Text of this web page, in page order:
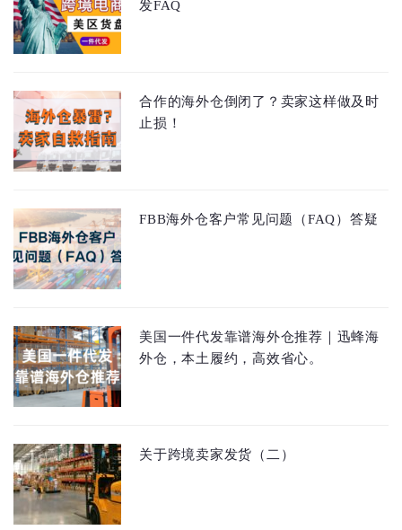
发FAQ
合作的海外仓倒闭了？卖家这样做及时
止损！
FBB海外仓客户常见问题（FAQ）答疑
美国一件代发靠谱海外仓推荐｜迅蜂海
外仓，本土履约，高效省心。
关于跨境卖家发货（二）